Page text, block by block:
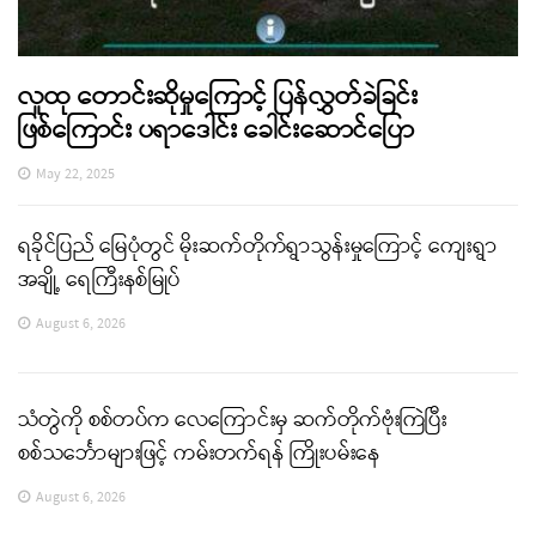
လူထု တောင်းဆိုမှုကြောင့် ပြန်လွှတ်ခဲခြင်း
ဖြစ်ကြောင်း ပရာဒေါင်း ခေါင်းဆောင်ပြော
May 22, 2025
ရခိုင်ပြည် မြေပုံတွင် မိုးဆက်တိုက်ရွာသွန်းမှုကြောင့် ကျေးရွာ
အချို့ ရေကြီးနစ်မြုပ်
August 6, 2026
သံတွဲကို စစ်တပ်က လေကြောင်းမှ ဆက်တိုက်ဗုံးကြဲပြီး
စစ်သင်္ဘောများဖြင့် ကမ်းတက်ရန် ကြိုးပမ်းနေ
August 6, 2026